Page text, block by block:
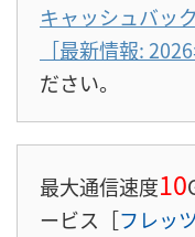
キャッシュバッ
［最新情報:
ださい。
最大通信速度10
ービス［フレッツ